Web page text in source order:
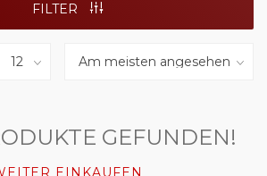
FILTER
GEFUNDEN!
EINKAUFEN